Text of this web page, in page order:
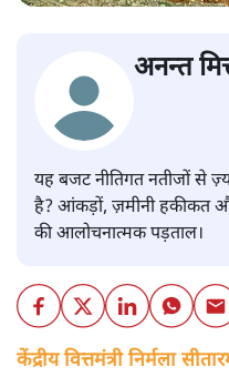
अनन्त
यह बजट नीतिगत नतीजों से
है? आंकड़ों, ज़मीनी हकीकत
की आलोचनात्मक पड़ताल।
केंद्रीय वित्तमंत्री निर्मला